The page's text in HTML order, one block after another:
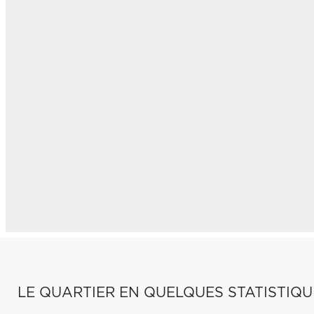
LE QUARTIER EN QUELQUES